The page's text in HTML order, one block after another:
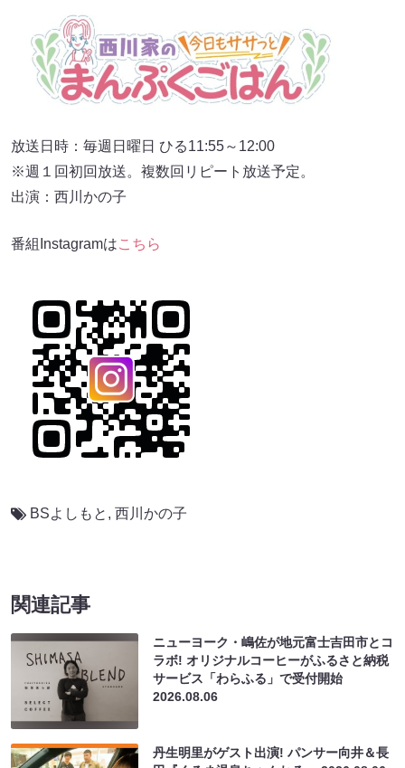
放送日時：毎週日曜日 ひる11:55～12:00
※週１回初回放送。複数回リピート放送予定。
出演：西川かの子
番組Instagramはこちら
BSよしもと , 西川かの子
関連記事
ニューヨーク・嶋佐が地元富士吉田市とコ
ラボ! オリジナルコーヒーがふるさと納税
サービス「わらふる」で受付開始
2026.08.06
丹生明里がゲスト出演! パンサー向井＆長